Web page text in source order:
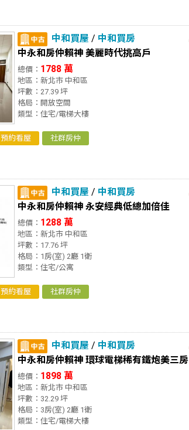
中和買屋 / 中和買房
中永和房仲賴神 美麗時代挑高戶
總價： 1788 萬
地區：新北市 中和區
坪數：27.39 坪
格局：開放空間
類型：住宅/電梯大樓
預約看屋 社群房仲
中和買屋 / 中和買房
中永和房仲賴神 永安經典低總加倍佳
總價： 1288 萬
地區：新北市 中和區
坪數：17.76 坪
格局：1房(室) 2廳 1衛
類型：住宅/公寓
預約看屋 社群房仲
中和買屋 / 中和買房
中永和房仲賴神 環球電梯稀有鐵炮美三房
總價： 1898 萬
地區：新北市 中和區
坪數：32.29 坪
格局：3房(室) 2廳 1衛
類型：住宅/電梯大樓